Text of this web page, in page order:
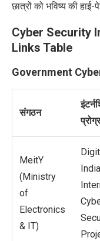
छात्रों को भविष्य की
Cyber Security
Links Table
Government
संगठन
MeitY
(Ministry
of
Electronics
& IT)
India